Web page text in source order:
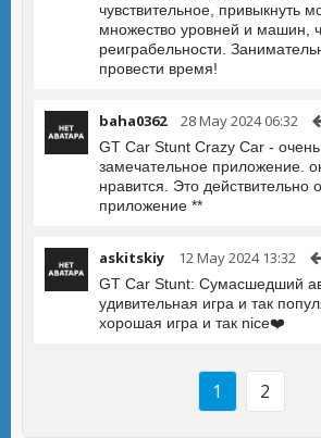
чувствительное, привыкнуть
множество уровней и машин,
реиграбельности.
провести время!
baha0362 28 May 2024 06:32
GT Car Stunt Crazy Car -
замечательное приложение.
нравится. Это действительно
приложение **
askitskiy 12 May 2024 13:32
GT Car Stunt: Сумасшедший
удивительная игра и так
хорошая игра и так nice❤️
1 2